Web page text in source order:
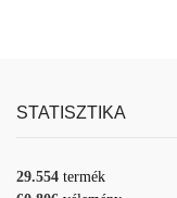
STATISZTIKA
29.554 termék